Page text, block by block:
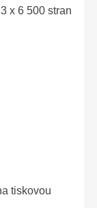
x 6 500 stran
tiskovou